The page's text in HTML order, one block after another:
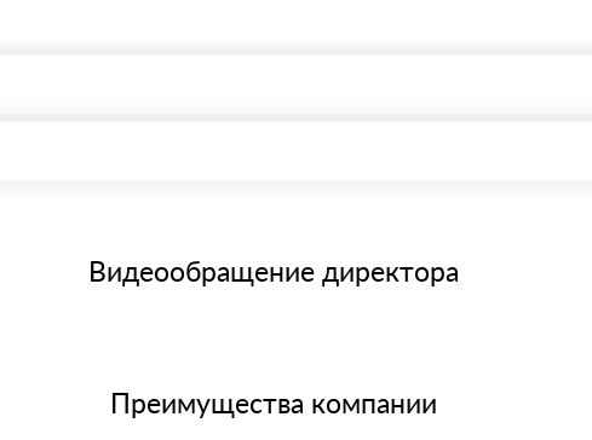
банковским картам
Видеообращение директора
Преимущества компании